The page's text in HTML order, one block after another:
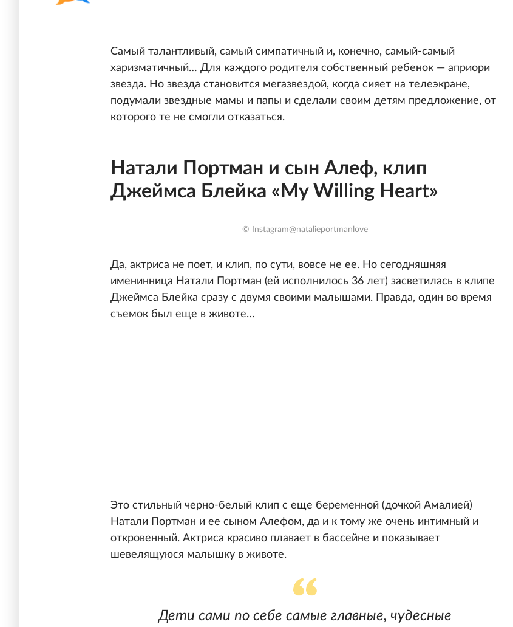
Самый талантливый, самый симпатичный и, конечно, самый-самый
харизматичный… Для каждого родителя собственный ребенок — априори
звезда. Но звезда становится мегазвездой, когда сияет на телеэкране,
подумали звездные мамы и папы и сделали своим детям предложение, от
которого те не смогли отказаться.
Натали Портман и сын Алеф, клип
Джеймса Блейка «My Willing Heart»
© Instagram@natalieportmanlove
Да, актриса не поет, и клип, по сути, вовсе не ее. Но сегодняшняя
именинница Натали Портман (ей исполнилось 36 лет) засветилась в клипе
Джеймса Блейка сразу с двумя своими малышами. Правда, один во время
съемок был еще в животе…
Это стильный черно-белый клип с еще беременной (дочкой Амалией)
Натали Портман и ее сыном Алефом, да и к тому же очень интимный и
откровенный. Актриса красиво плавает в бассейне и показывает
шевелящуюся малышку в животе.
Дети сами по себе самые главные, чудесные